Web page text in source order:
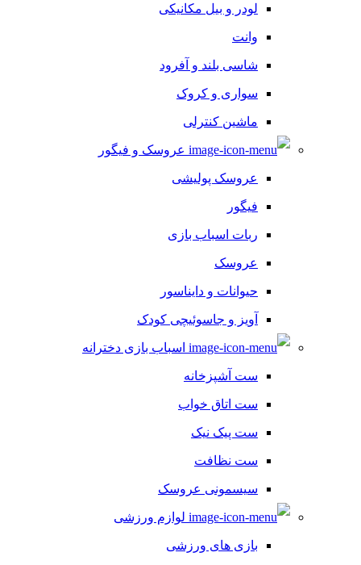
لودر و بیل مکانیکی
وانت
شاسی بلند و آفرود
سواری و کروک
ماشین کنترلی
عروسک و فیگور
عروسک پولیشی
فیگور
ربات اسباب بازی
عروسک
حیوانات و دایناسور
آویز و جاسوئیچی کودک
اسباب بازی دخترانه
ست آشپزخانه
ست اتاق خواب
ست پیک نیک
ست نظافت
سیسمونی عروسک
لوازم ورزشی
بازی های ورزشی